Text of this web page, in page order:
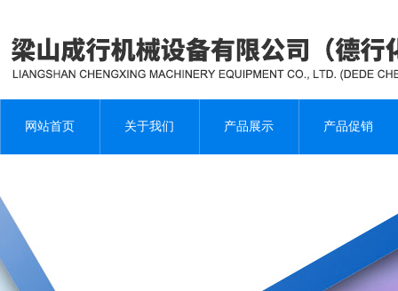
网站首页 关于我们 产品展示 产品促销